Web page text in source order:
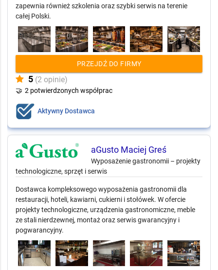
zapewnia również szkolenia oraz szybki serwis na terenie
całej Polski.
PRZEJDŹ DO FIRMY
5 (2 opinie)
🤝 2 potwierdzonych współprac
Aktywny Dostawca
aGusto Maciej Greś
Wyposażenie gastronomii – projekty
technologiczne, sprzęt i serwis
Dostawca kompleksowego wyposażenia gastronomii dla
restauracji, hoteli, kawiarni, cukierni i stołówek. W ofercie
projekty technologiczne, urządzenia gastronomiczne, meble
ze stali nierdzewnej, montaż oraz serwis gwarancyjny i
pogwarancyjny.